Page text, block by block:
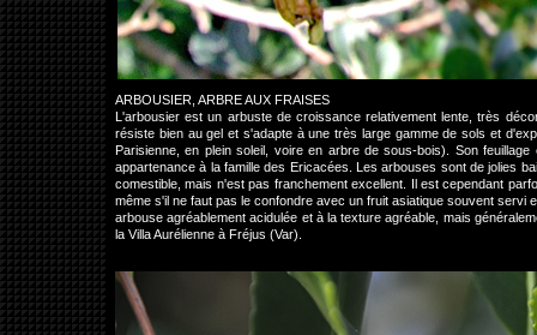
ARBOUSIER, ARBRE AUX FRAISES
L'arbousier est un arbuste de croissance relativement lente, très
résiste bien au gel et s'adapte à une très large gamme de sols et
Parisienne, en plein soleil, voire en arbre de sous-bois). Son
appartenance à la famille des Ericacées. Les arbouses sont de jolies
comestible, mais n'est pas franchement excellent. Il est cependant
même s'il ne faut pas le confondre avec un fruit asiatique souvent servi
arbouse agréablement acidulée et à la texture agréable, mais
la Villa Aurélienne à Fréjus (Var).